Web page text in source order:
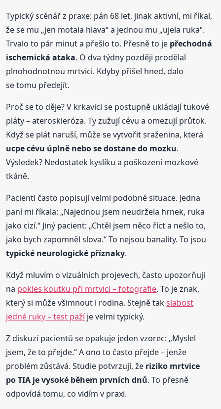
Typický scénář z praxe: pán 68 let, jinak aktivní, mi říkal,
že se mu „jen motala hlava“ a jednou mu „ujela ruka“.
Trvalo to pár minut a přešlo to. Přesně to je přechodná
ischemická ataka. O dva týdny později prodělal
plnohodnotnou mrtvici. Kdyby přišel hned, dalo
se tomu předejít.
Proč se to děje? V krkavici se postupně ukládají tukové
pláty – ateroskleróza. Ty zužují cévu a omezují průtok.
Když se plát naruší, může se vytvořit sraženina, která
ucpe cévu úplně nebo se dostane do mozku.
Výsledek? Nedostatek kyslíku a poškození mozkové
tkáně.
Pacienti často popisují velmi podobné situace. Jedna
paní mi říkala: „Najednou jsem neudržela hrnek, ruka
jako cizí.“ Jiný pacient: „Chtěl jsem něco říct a nešlo to,
jako bych zapomněl slova.“ To nejsou banality. To jsou
typické neurologické příznaky.
Když mluvím o vizuálních projevech, často upozorňuji
na pokles koutku při mrtvici – fotografie. To je znak,
který si může všimnout i rodina. Stejně takslabost
jedné ruky – test pažíje velmi typický.
Z diskuzí pacientů se opakuje jeden vzorec: „Myslel
jsem, že to přejde.“ A ono to často přejde – jenže
problém zůstává. Studie potvrzují, že riziko mrtvice
po TIA je vysoké během prvních dnů. To přesně
odpovídá tomu, co vidím v praxi.